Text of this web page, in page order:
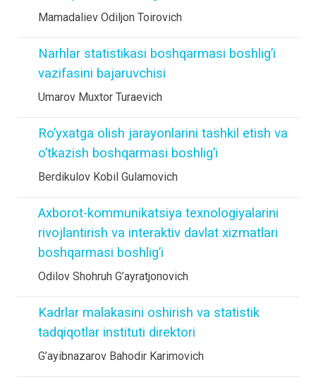
Mamadaliev Odiljon Toirovich
Narhlar statistikasi boshqarmasi boshlig’i
vazifasini bajaruvchisi
Umarov Muxtor Turaevich
Ro’yxatga olish jarayonlarini tashkil etish va
o’tkazish boshqarmasi boshlig’i
Berdikulov Kobil Gulamovich
Axborot-kommunikatsiya texnologiyalarini
rivojlantirish va interaktiv davlat xizmatlari
boshqarmasi boshlig’i
Odilov Shohruh G’ayratjonovich
Kadrlar malakasini oshirish va statistik
tadqiqotlar instituti direktori
G’ayibnazarov Bahodir Karimovich